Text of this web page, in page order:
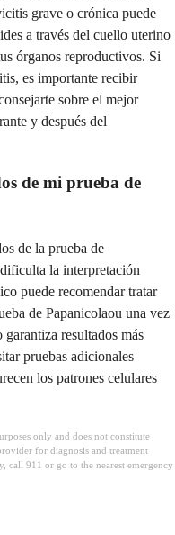
grave o crónica puede
a través del cuello uterino
órganos reproductivos. Si
es importante recibir
sobre el mejor
y después del
de mi prueba de
de la prueba de
la interpretación
puede recomendar tratar
de Papanicolaou una vez
resultados más
pruebas adicionales
los patrones celulares
only and does not constitute
for diagnosis and treatment
call 911 or go to the nearest emergency